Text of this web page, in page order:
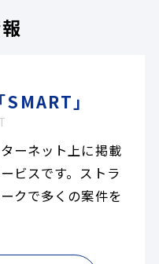
」
ーネット上に掲載
ビスです。ストラ
クで多くの案件を